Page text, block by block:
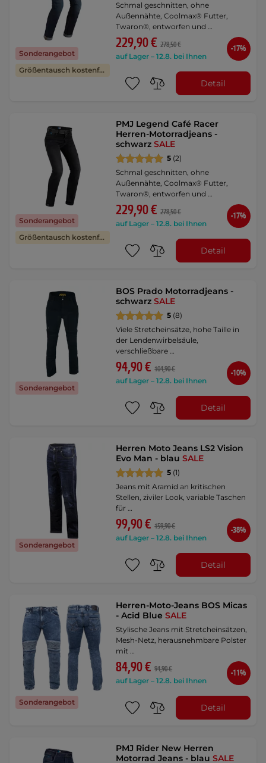
Sonderangebot
Größentausch kostenfrei
Schmal geschnitten, ohne
Außennähte, Coolmax® Futter,
Twaron®, entworfen und …
229,90 € 278,50 €
auf Lager – 12.8. bei Ihnen
-17%
Detail
Sonderangebot
Größentausch kostenfrei
PMJ Legend Café Racer
Herren-Motorradjeans -
schwarzSALE
5 (2)
Schmal geschnitten, ohne
Außennähte, Coolmax® Futter,
Twaron®, entworfen und …
229,90 € 278,50 €
auf Lager – 12.8. bei Ihnen
-17%
Detail
Sonderangebot
BOS Prado Motorradjeans -
schwarzSALE
5 (8)
Viele Stretcheinsätze, hohe Taille in
der Lendenwirbelsäule,
verschließbare …
94,90 € 104,90 €
auf Lager – 12.8. bei Ihnen
-10%
Detail
Sonderangebot
Herren Moto Jeans LS2 Vision
Evo Man - blauSALE
5 (1)
Jeans mit Aramid an kritischen
Stellen, ziviler Look, variable Taschen
für …
99,90 € 159,90 €
auf Lager – 12.8. bei Ihnen
-38%
Detail
Sonderangebot
Herren-Moto-Jeans BOS Micas
- Acid BlueSALE
Stylische Jeans mit Stretcheinsätzen,
Mesh-Netz, herausnehmbare Polster
mit …
84,90 € 94,90 €
auf Lager – 12.8. bei Ihnen
-11%
Detail
PMJ Rider New Herren
Motorrad Jeans - blauSALE